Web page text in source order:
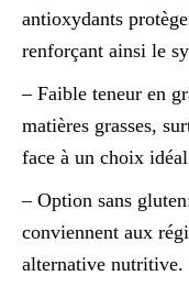
antioxydants
renforçant ainsi le
– Faible teneur en
matières grasses,
face à un choix
– Option sans
conviennent aux
alternative nutritive.